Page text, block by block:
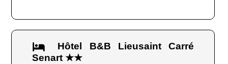
Hôtel B&B Lieusaint Carré
Senart ★★